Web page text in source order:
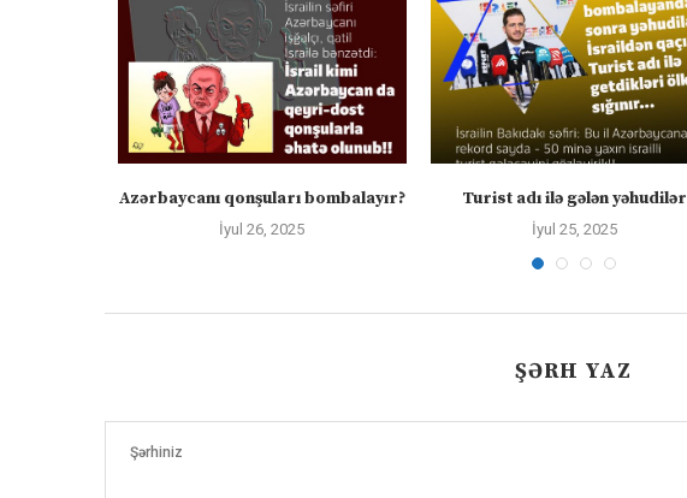
Azərbaycanı qonşuları bombalayır?
İyul 26, 2025
Turist adı ilə gələn yəhudilər
İyul 25, 2025
ŞƏRH YAZ